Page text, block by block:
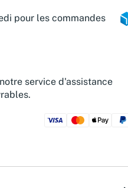
pour les commandes
service d'assistance